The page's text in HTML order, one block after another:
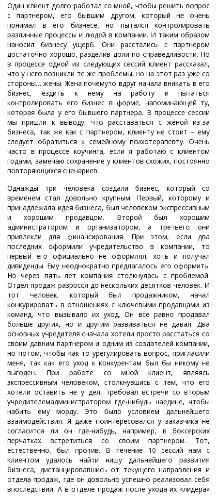
Один клиент долго работал со мной, чтобы решить вопрос
с партнером, его бывшим другом, который не очень
понимал в его бизнесе, но пытался контролировать
различные процессы и людей в компании. И таким образом
наносил бизнесу ущерб. Они расстались с партнером
достаточно хорошо, разделив доли по справедливости. Но
в процессе одной из следующих сессий клиент рассказал,
что у него возникли те же проблемы, но на этот раз уже со
стороны… жены. Жена почемуто вдруг начала вникать в его
бизнес, ездить к нему на работу и пытаться
контролировать его бизнес в форме, напоминающей ту,
которая была у его бывшего партнера. В процессе сессии
мы пришли к выводу, что расставаться с женой из-за
бизнеса, так же как с партнером, клиенту не стоит – ему
следует обратиться к семейному психотерапевту. Очень
часто в процессе коучинга, если я работаю с клиентом
годами, замечаю сохранение у клиентов схожих, постоянно
повторяющихся сценариев.
Однажды три человека создали бизнес, который со
временем стал довольно крупным. Первый, которому и
принадлежала идея бизнеса, был человеком экспрессивным
и хорошим продавцом. Второй был хорошим
администратором и организатором, а третьего они
привлекли для финансирования. При этом, если два
последних оформили учредительство в компании, то
первый его официально не оформлял, хоть и получал
дивиденды. Ему неоднократно предлагалось его оформить.
Но через пять лет компания столкнулась с проблемой.
Отдел продаж разросся до нескольких десятков человек. И
тот человек, который был продажником, начал
конкурировать в отношениях с ключевыми продавцами из
команд, что вызывало их уход. Он все равно продавал
больше других, но и другим развиваться не давал. Два
основных учредителя сначала хотели просто расстаться со
своим давним партнером и одним из создателей компании,
но потом, чтобы как-то урегулировать вопрос, пригласили
меня, так как его уход к конкурентам был бы никому не
выгоден. При работе со мной клиент, являясь
экспрессивным человеком, столкнувшись с тем, что его
хотели оставить не у дел, требовал встречи со вторым
учредителемадминистратором где-нибудь наедине, чтобы
набить ему морду. Это было условием дальнейшего
взаимодействия. Я даже поинтересовался у заказчика не
согласится ли он где-нибудь, например, в боксерских
перчатках встретиться со своим партнером. Тот,
естественно, был против. В течение 10 сессий нам с
клиентом удалось найти нишу дальнейшего развития
бизнеса, дистанцировавшись от текущего направления и
отдела продаж, где он довольно успешно реализовал себя
впоследствии. А в отделе продаж после ухода их «лидера»